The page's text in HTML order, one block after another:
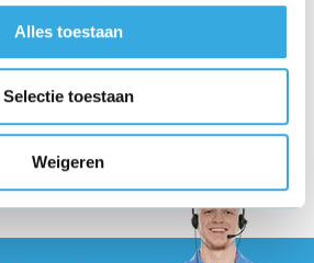
Alles toestaan
Selectie toestaan
Weigeren